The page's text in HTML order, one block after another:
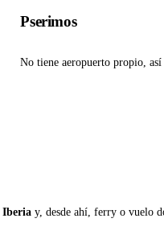
Pserimos
No tiene aeropuerto propio,
Iberia y, desde ahí, ferry o vuelo